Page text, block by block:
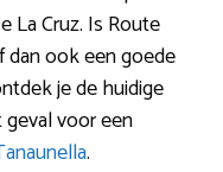
La Cruz. Is Route
ook een goede
je de huidige
voor een
.